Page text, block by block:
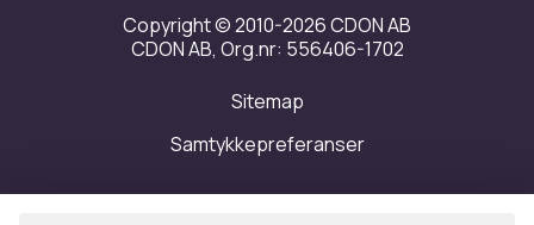
Investor relations
Tilgjengelighet
Copyright © 2010-2026 CDON AB
CDON AB, Org.nr: 556406-1702
Sitemap
Samtykkepreferanser